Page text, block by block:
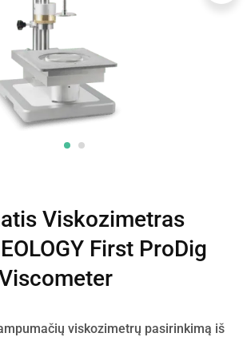
Viskozimetras
First ProDig
viskozimetrų pasirinkimą iš